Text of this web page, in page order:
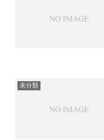
未分類